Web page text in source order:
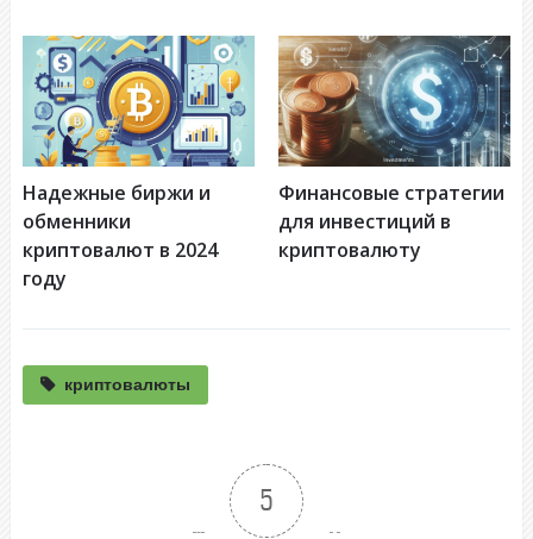
Надежные биржи и
обменники
криптовалют в 2024
году
Финансовые стратегии
для инвестиций в
криптовалюту
криптовалюты
5